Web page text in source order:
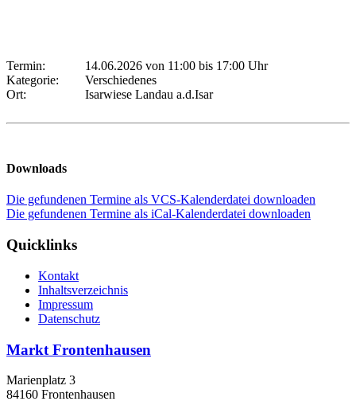
Termin: 14.06.2026 von 11:00 bis 17:00 Uhr
Kategorie:
Verschiedenes
Ort:
Isarwiese Landau a.d.Isar
Downloads
Die gefundenen Termine als VCS-Kalenderdatei downloaden
Die gefundenen Termine als iCal-Kalenderdatei downloaden
Quicklinks
Kontakt
Inhaltsverzeichnis
Impressum
Datenschutz
Markt Frontenhausen
Marienplatz 3
84160 Frontenhausen